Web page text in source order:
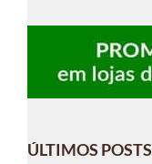
ÚLTIMOS POSTS